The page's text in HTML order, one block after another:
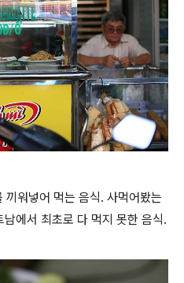
끼워넣어 먹는 음식. 사먹어봤는
에서 최초로 다 먹지 못한 음식.